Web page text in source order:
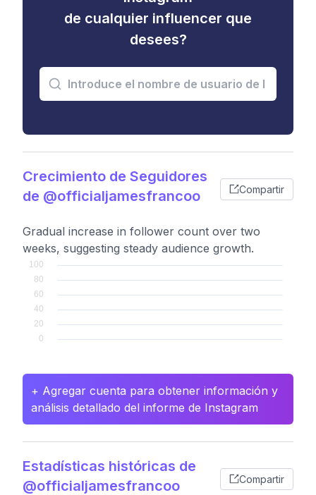
de cualquier influencer que
desees?
Crecimiento de Seguidores
de @officialjamesfrancoo
Compartir
Gradual increase in follower count over two
weeks, suggesting steady audience growth.
+ Agregar cuenta para obtener información y
análisis detallado del informe de Instagram
Estadísticas históricas de
@officialjamesfrancoo
Compartir